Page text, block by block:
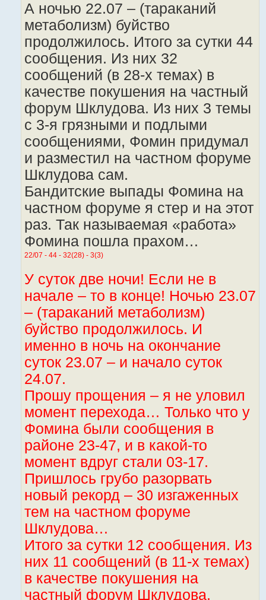
А ночью 22.07 – (тараканий
метаболизм) буйство
продолжилось. Итого за сутки 44
сообщения. Из них 32
сообщений (в 28-х темах) в
качестве покушения на частный
форум Шклудова. Из них 3 темы
с 3-я грязными и подлыми
сообщениями, Фомин придумал
и разместил на частном форуме
Шклудова сам.
Бандитские выпады Фомина на
частном форуме я стер и на этот
раз. Так называемая «работа»
Фомина пошла прахом…
22/07 - 44 - 32(28) - 3(3)
У суток две ночи! Если не в
начале – то в конце! Ночью 23.07
– (тараканий метаболизм)
буйство продолжилось. И
именно в ночь на окончание
суток 23.07 – и начало суток
24.07.
Прошу прощения – я не уловил
момент перехода… Только что у
Фомина были сообщения в
районе 23-47, и в какой-то
момент вдруг стали 03-17.
Пришлось грубо разорвать
новый рекорд – 30 изгаженных
тем на частном форуме
Шклудова…
Итого за сутки 12 сообщения. Из
них 11 сообщений (в 11-х темах)
в качестве покушения на
частный форум Шклудова.